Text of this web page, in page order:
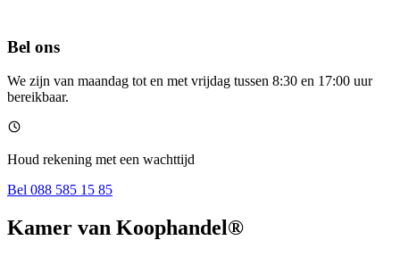
Bel ons
We zijn van maandag tot en met vrijdag tussen 8:30 en 17:00 uur
bereikbaar.
Houd rekening met een wachttijd
Bel 088 585 15 85
Kamer van Koophandel®